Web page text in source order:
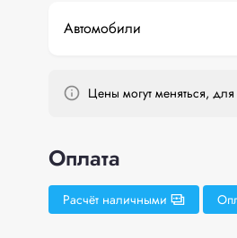
Автомобили
Цены могут меняться,
Оплата
Расчёт наличными